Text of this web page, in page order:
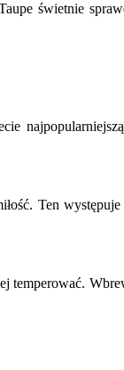
świetnie
Ten
temperować.